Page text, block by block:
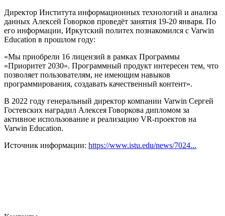
Директор Института информационных технологий и анализа
данных Алексей Говорков проведёт занятия 19-20 января. По
его информации, Иркутский политех познакомился с Varwin
Education в прошлом году:
«Мы приобрели 16 лицензий в рамках Программы
«Приоритет 2030». Программный продукт интересен тем, что
позволяет пользователям, не имеющим навыков
программирования, создавать качественный контент».
В 2022 году генеральный директор компании Varwin Сергей
Гостевских наградил Алексея Говоркова дипломом за
активное использование и реализацию VR-проектов на
Varwin Education.
Источник информации: https://www.istu.edu/news/7024...